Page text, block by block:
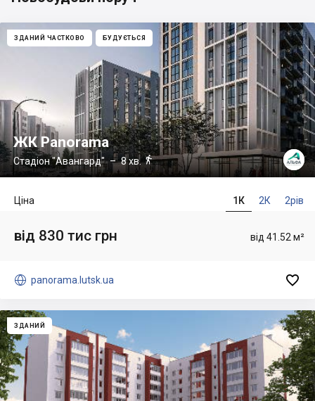
ЗДАНИЙ ЧАСТКОВО БУДУЄТЬСЯ
ЖК Panorama
Стадіон "Авангард"– 8 хв.
1К 2К 2рів
Ціна
від 41.52 м²
від 830 тис грн
 panorama.lutsk.ua 
ЗДАНИЙ